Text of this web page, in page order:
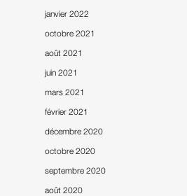
janvier 2022
octobre 2021
août 2021
juin 2021
mars 2021
février 2021
décembre 2020
octobre 2020
septembre 2020
août 2020